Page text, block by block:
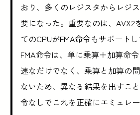
おり、多くのレジスタからレジ
要になった。重要なのは、AVX2
てのCPUがFMA命令もサポート
FMA命令は、単に乗算＋加算命
速なだけでなく、乗算と加算の
ないため、異なる結果を出すこ
令なしでこれを正確にエミュレ